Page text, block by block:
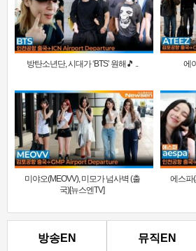
방탄소년단, 시대가 ‘BTS’ 원해🎵 .. 에
미야오(MEOVV), 미모가 넘사벽 (출
국)[뉴스엔TV]
에스파
방송EN 뮤직EN